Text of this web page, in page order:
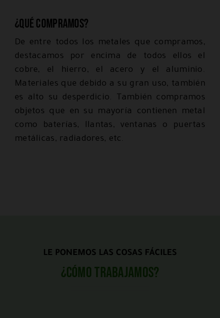
¿Qué compramos?
De entre todos los metales que compramos,
destacamos por encima de todos ellos el
cobre, el hierro, el acero y el aluminio.
Materiales que debido a su gran uso, también
es alto su desperdicio. También compramos
objetos que en su mayoría contienen metal
como baterías, llantas, ventanas o puertas
metálicas, radiadores, etc.
LE PONEMOS LAS COSAS FÁCILES
¿Cómo trabajamos?